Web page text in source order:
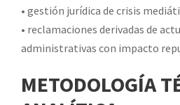
• gestión jurídica de crisis
• reclamaciones derivadas de
administrativas con impacto
METODOLOGÍA